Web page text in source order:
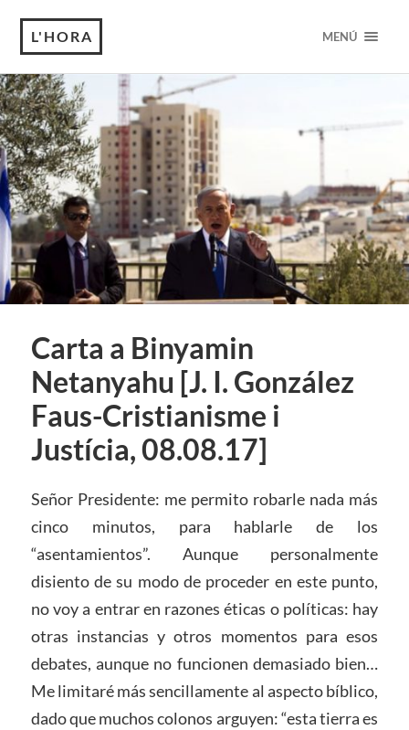
L'HORA MENÚ
Carta a Binyamin
Netanyahu [J. I. González
Faus-Cristianisme i
Justícia, 08.08.17]
Señor Presidente: me permito robarle nada más
cinco minutos, para hablarle de los
“asentamientos”. Aunque personalmente
disiento de su modo de proceder en este punto,
no voy a entrar en razones éticas o políticas: hay
otras instancias y otros momentos para esos
debates, aunque no funcionen demasiado bien…
Me limitaré más sencillamente al aspecto bíblico,
dado que muchos colonos arguyen: “esta tierra es